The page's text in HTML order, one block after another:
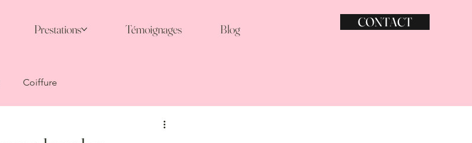
Prestations Témoignages Blog
CONTACT
Coiffure